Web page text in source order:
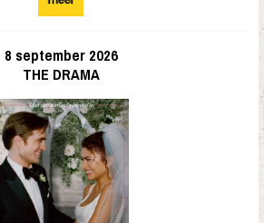
8 september 2026
THE DRAMA